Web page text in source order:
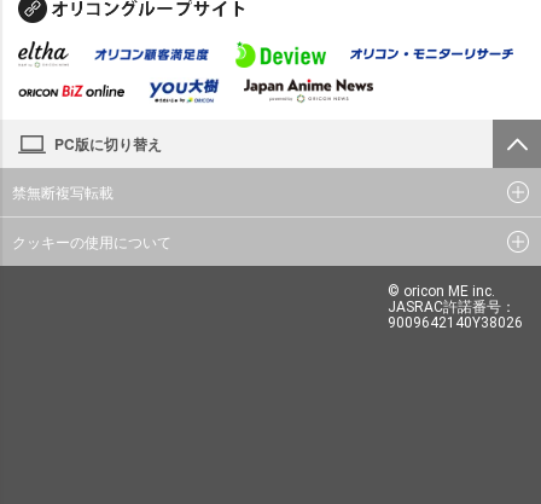
PC版に切り替え
禁無断複写転載
クッキーの使用について
© oricon ME inc.
JASRAC許諾番号：
9009642140Y38026